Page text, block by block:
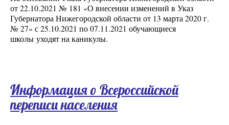
от 22.10.2021 № 181 «О внесении изменений в Указ
Губернатора Нижегородской области от 13 марта 2020 г.
№ 27» с 25.10.2021 по 07.11.2021 обучающиеся
школы уходят на каникулы.
Информация о Всероссийской
переписи населения